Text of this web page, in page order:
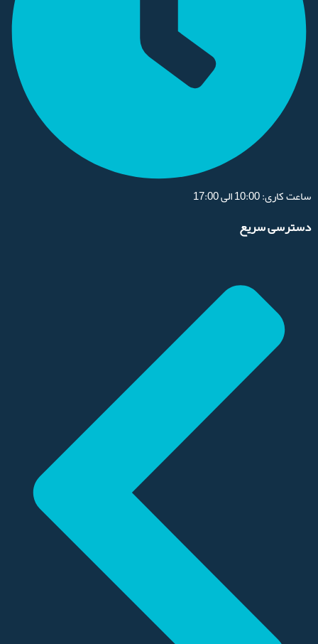
ساعت کاری: 10:00 الی 17:00
دسترسی سریع